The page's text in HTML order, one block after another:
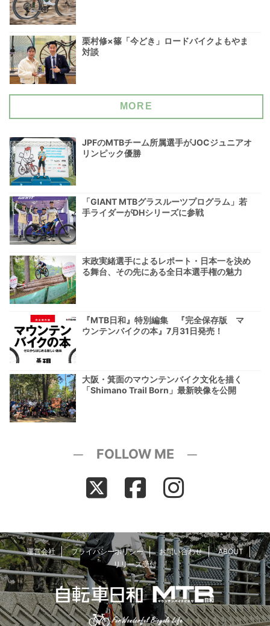
栗村修×篠「今どき」ロードバイクよもやま
対談
MORE
JPFのMTBチーム所属選手がJOCジュニアオ
リンピック優勝
「GIANT MTBグラスルーツプログラム」若
手ライダーがDHシリーズに参戦
末政実緒選手によるレポート・日本一を決め
る舞台、その先にある全日本選手権の魅力
『MTB日和』特別編集 『完全保存版 マ
ウンテンバイクの本』7月31日発売！
大阪・箕面のマウンテンバイク文化を描く
「Shimano Trail Born」最新映像を公開
─ FOLLOW ME ─
運営会社 プライバシーポリシー お問い合わせ
ABOUT
リリース受付